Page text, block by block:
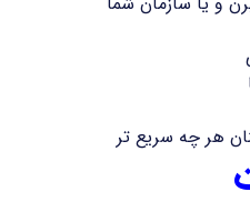
هر چه سریع تر